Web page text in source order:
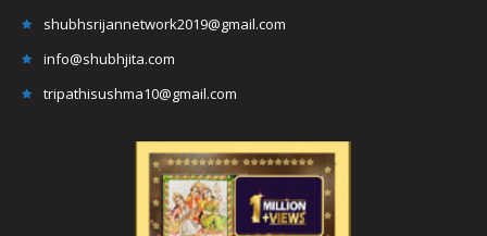
shubhsrijannetwork2019@gmail.com
info@shubhjita.com
tripathisushma10@gmail.com